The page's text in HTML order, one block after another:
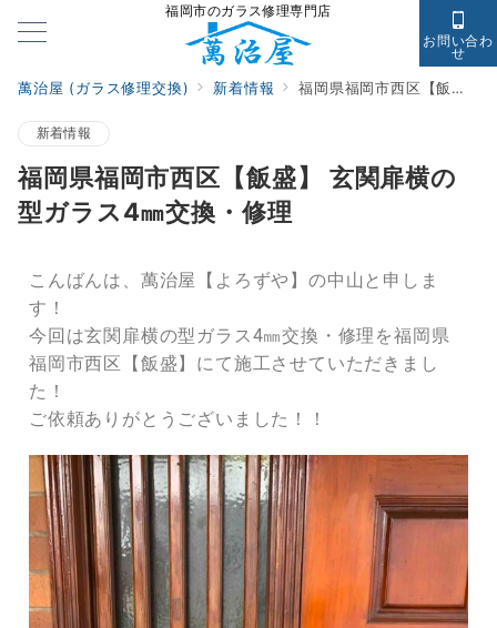
福岡市のガラス修理専門店
お問い合わ
せ
萬治屋 (ガラス修理交換) 新着情報 福岡県福岡市西区【飯盛】 玄関扉横の型ガラス4㎜交換・修理
新着情報
福岡県福岡市西区【飯盛】 玄関扉横の
型ガラス4㎜交換・修理
こんばんは、萬治屋【よろずや】の中山と申しま
す！
今回は玄関扉横の型ガラス4㎜交換・修理を福岡県
福岡市西区【飯盛】にて施工させていただきまし
た！
ご依頼ありがとうございました！！